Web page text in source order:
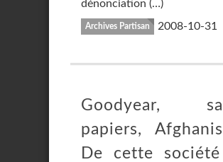
dénonciation (…)
Archives Partisan 2008-10-31
Goodyear,
papiers,
De cette